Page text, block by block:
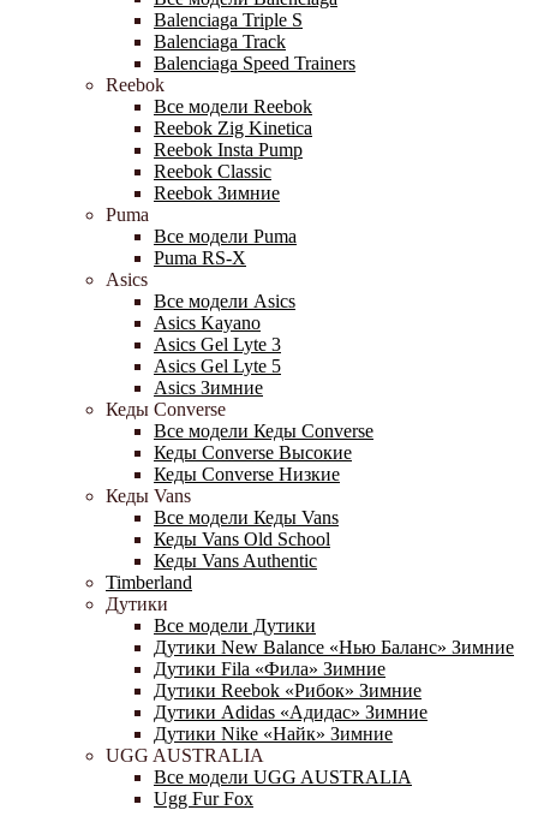
Balenciaga Triple S
Balenciaga Track
Balenciaga Speed Trainers
Reebok
Все модели Reebok
Reebok Zig Kinetica
Reebok Insta Pump
Reebok Classic
Reebok Зимние
Puma
Все модели Puma
Puma RS-X
Asics
Все модели Asics
Asics Kayano
Asics Gel Lyte 3
Asics Gel Lyte 5
Asics Зимние
Кеды Converse
Все модели Кеды Converse
Кеды Converse Высокие
Кеды Converse Низкие
Кеды Vans
Все модели Кеды Vans
Кеды Vans Old School
Кеды Vans Authentic
Timberland
Дутики
Все модели Дутики
Дутики New Balance «Нью Баланс» Зимние
Дутики Fila «Фила» Зимние
Дутики Reebok «Рибок» Зимние
Дутики Adidas «Адидас» Зимние
Дутики Nike «Найк» Зимние
UGG AUSTRALIA
Все модели UGG AUSTRALIA
Ugg Fur Fox